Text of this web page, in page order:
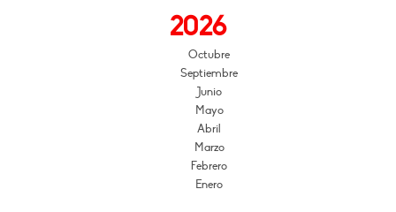
2026
Octubre
Septiembre
Junio
Mayo
Abril
Marzo
Febrero
Enero